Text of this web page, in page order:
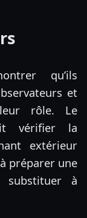
qu’ils
et
rôle. Le
vérifier la
extérieur
préparer une
substituer à